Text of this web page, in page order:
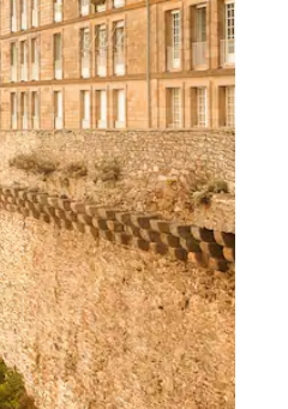
et en faisant glisser.